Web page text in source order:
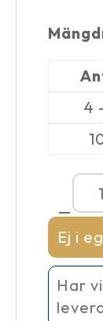
4
Ej i
Har